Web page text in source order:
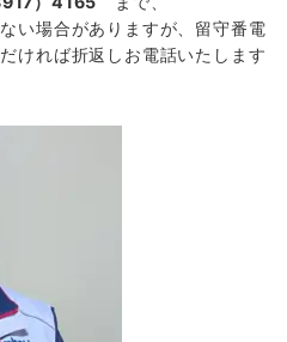
い場合がありますが、留守番電
ければ折返しお電話いたします